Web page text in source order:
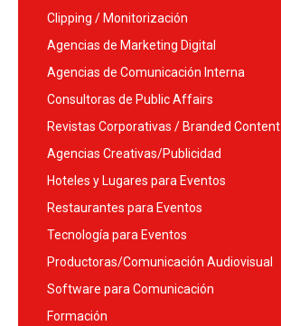
Clipping / Monitorización
Agencias de Marketing Digital
Agencias de Comunicación Interna
Consultoras de Public Affairs
Revistas Corporativas / Branded Content
Agencias Creativas/Publicidad
Hoteles y Lugares para Eventos
Restaurantes para Eventos
Tecnología para Eventos
Productoras/Comunicación Audiovisual
Software para Comunicación
Formación